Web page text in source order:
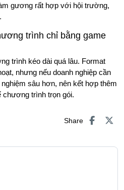
gương rất hợp với hội trường,
trình chỉ bằng game
trình kéo dài quá lâu. Format
nhưng nếu doanh nghiệp cần
sâu hơn, nên kết hợp thêm
chương trình trọn gói.
Share